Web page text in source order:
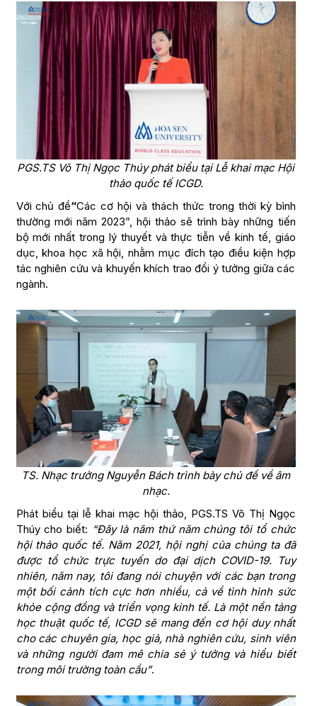
PGS.TS Võ Thị Ngọc Thúy phát biểu tại Lễ khai mạc Hội
thảo quốc tế ICGD.
Với chủ đề“Các cơ hội và thách thức trong thời kỳ bình
thường mới năm 2023”, hội thảo sẽ trình bày những tiến
bộ mới nhất trong lý thuyết và thực tiễn về kinh tế, giáo
dục, khoa học xã hội, nhằm mục đích tạo điều kiện hợp
tác nghiên cứu và khuyến khích trao đổi ý tưởng giữa các
ngành.
TS. Nhạc trưởng Nguyễn Bách trình bày chủ đề về âm
nhạc.
Phát biểu tại lễ khai mạc hội thảo, PGS.TS Võ Thị Ngọc
Thúy cho biết: “Đây là năm thứ năm chúng tôi tổ chức
hội thảo quốc tế. Năm 2021, hội nghị của chúng ta đã
được tổ chức trực tuyến do đại dịch COVID-19. Tuy
nhiên, năm nay, tôi đang nói chuyện với các bạn trong
một bối cảnh tích cực hơn nhiều, cả về tình hình sức
khỏe cộng đồng và triển vọng kinh tế. Là một nền tảng
học thuật quốc tế, ICGD sẽ mang đến cơ hội duy nhất
cho các chuyên gia, học giả, nhà nghiên cứu, sinh viên
và những người đam mê chia sẻ ý tưởng và hiểu biết
trong môi trường toàn cầu”.